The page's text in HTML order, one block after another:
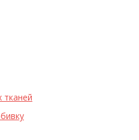
тканей